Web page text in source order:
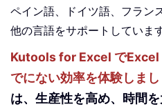
ペイン語、ドイツ語、フラン
他の言語をサポートしていま
Kutools for Excel でExcel
でにない効率を体験しまし
は、生産性を高め、時間